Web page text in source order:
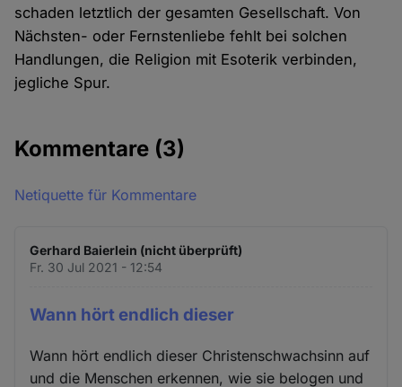
schaden letztlich der gesamten Gesellschaft. Von
Nächsten- oder Fernstenliebe fehlt bei solchen
Handlungen, die Religion mit Esoterik verbinden,
jegliche Spur.
Kommentare (3)
Netiquette für Kommentare
Gerhard Baierlein (nicht überprüft)
Fr. 30 Jul 2021 - 12:54
Wann hört endlich dieser
Wann hört endlich dieser Christenschwachsinn auf
und die Menschen erkennen, wie sie belogen und